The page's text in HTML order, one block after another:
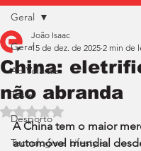
Geral
Ao Volante
Teste
Desporto
Tecnologia e Lifestyle
Geral
China:
não abranda
João Isaac
15 de dez. de 2025 2 min de
Avaliado com NaN de 5
A China tem o maior
automóvel mundial